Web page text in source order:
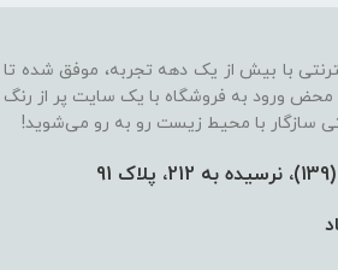
با بیش از یک دهه تجربه، موفق شده تا
محض ورود به فروشگاه با یک سایت پر از رنگ
سازگار با محیط زیست رو به رو می‌شوید!